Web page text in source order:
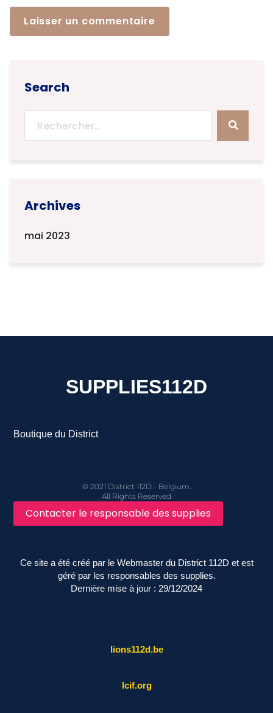
Search
Archives
mai 2023
SUPPLIES112D
Boutique du District
© 2021 District 112D - Belgium.
All Rights Reserved
Contacter le responsable des supplies
Ce site a été créé par le Webmaster du District 112D et est
géré par les responsables des supplies.
Dernière mise à jour : 29/12/2024
lions112d.be
lcif.org